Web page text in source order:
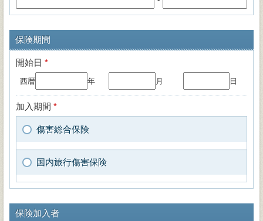
保険期間
開始日 *
西暦 年 月 日
加入期間 *
傷害総合保険
国内旅行傷害保険
保険加入者